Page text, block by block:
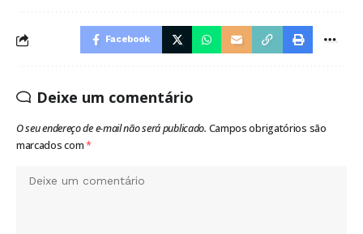
Facebook
Deixe um comentário
O seu endereço de e-mail não será publicado. Campos obrigatórios são
marcados com*